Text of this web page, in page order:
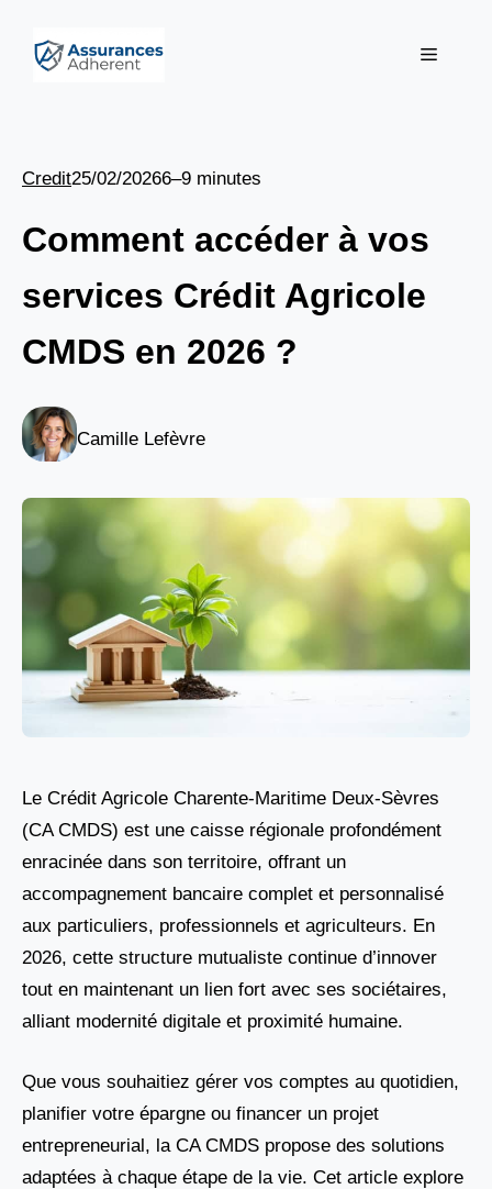
contenu
Menu
Credit25/02/20266–9 minutes
Comment accéder à vos
services Crédit Agricole
CMDS en 2026 ?
Camille Lefèvre
Le Crédit Agricole Charente-Maritime Deux-Sèvres
(CA CMDS) est une caisse régionale profondément
enracinée dans son territoire, offrant un
accompagnement bancaire complet et personnalisé
aux particuliers, professionnels et agriculteurs. En
2026, cette structure mutualiste continue d’innover
tout en maintenant un lien fort avec ses sociétaires,
alliant modernité digitale et proximité humaine.
Que vous souhaitiez gérer vos comptes au quotidien,
planifier votre épargne ou financer un projet
entrepreneurial, la CA CMDS propose des solutions
adaptées à chaque étape de la vie. Cet article explore